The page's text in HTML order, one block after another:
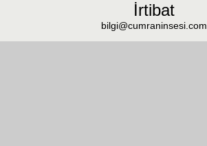
İrtibat
bilgi@cumraninsesi.com